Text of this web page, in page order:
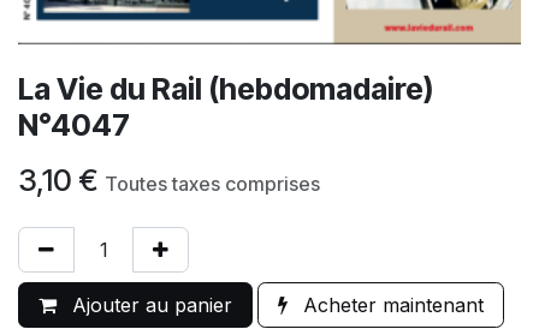
La Vie du Rail (hebdomadaire)
N°4047
3,10 € Toutes taxes comprises
Ajouter au panier Acheter maintenant